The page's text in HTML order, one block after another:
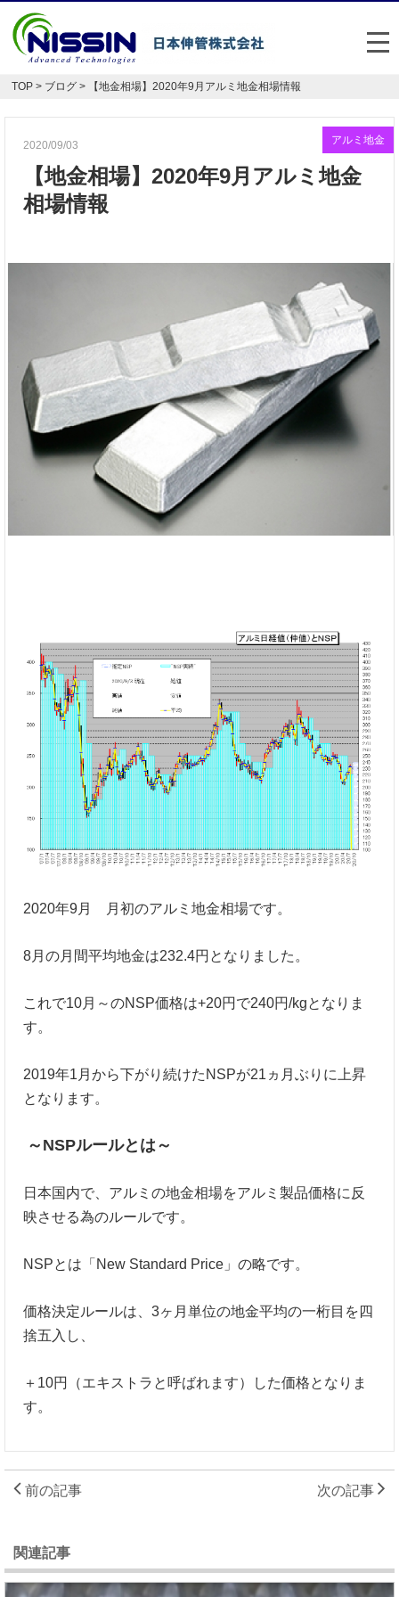
メ
日本伸管の強み
お悩み解決事例
お役立ち情報
Japan English
048-477-7331受付時間：平日8:30～17:30
TOP > ブログ > 【地金相場】2020年9月アルミ地金相場情報
アルミ地金
2020/09/03
【地金相場】2020年9月アルミ地金
相場情報
2020年9月 月初のアルミ地金相場です。
8月の月間平均地金は232.4円となりました。
これで10月～のNSP価格は+20円で240円/kgとなりま
す。
2019年1月から下がり続けたNSPが21ヵ月ぶりに上昇
となります。
～NSPルールとは～
日本国内で、アルミの地金相場をアルミ製品価格に反
映させる為のルールです。
NSPとは「New Standard Price」の略です。
価格決定ルールは、3ヶ月単位の地金平均の一桁目を四
捨五入し、
＋10円（エキストラと呼ばれます）した価格となりま
す。
前の記事 次の記事
関連記事